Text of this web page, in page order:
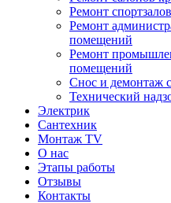
Ремонт
Ремонт
помещений
Ремонт
помещений
Снос и демонтаж
Технический
Электрик
Сантехник
Монтаж TV
О нас
Этапы работы
Отзывы
Контакты